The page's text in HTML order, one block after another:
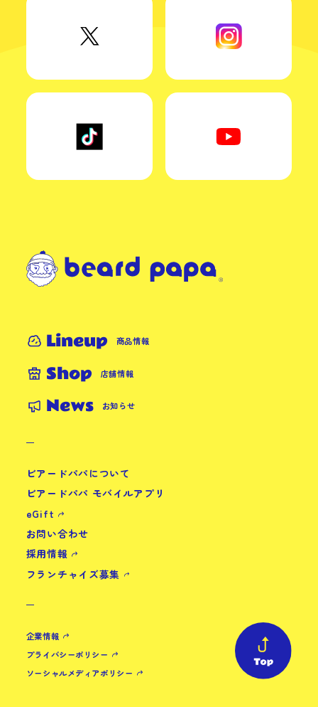
Lineup 商品情報
Shop 店舗情報
News お知らせ
ビアードパパについて
ビアードパパ モバイルアプリ
eGift
お問い合わせ
採用情報
フランチャイズ募集
企業情報
プライバシーポリシー
ソーシャルメディアポリシー